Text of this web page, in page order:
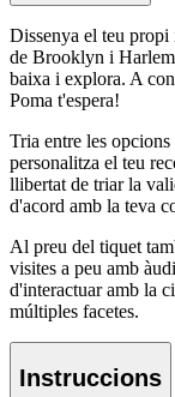
Dissenya el teu
de Brooklyn i
baixa i explora. A
Poma t'espera!
Tria entre les
personalitza el teu
llibertat de triar la
d'acord amb la teva
Al preu del tiquet
visites a peu amb
d'interactuar amb la
múltiples facetes.
Instruccions